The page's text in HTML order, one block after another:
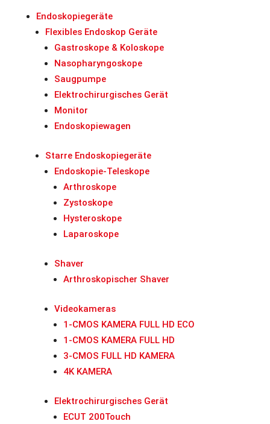
Endoskopiegeräte
Flexibles Endoskop Geräte
Gastroskope & Koloskope
Nasopharyngoskope
Saugpumpe
Elektrochirurgisches Gerät
Monitor
Endoskopiewagen
Starre Endoskopiegeräte
Endoskopie-Teleskope
Arthroskope
Zystoskope
Hysteroskope
Laparoskope
Shaver
Arthroskopischer Shaver
Videokameras
1-CMOS KAMERA FULL HD ECO
1-CMOS KAMERA FULL HD
3-CMOS FULL HD KAMERA
4K KAMERA
Elektrochirurgisches Gerät
ECUT 200Touch